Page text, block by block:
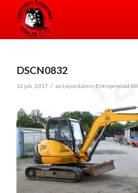
DSCN0832
12 juli, 2017 / av Lejondalens Entreprenad AB